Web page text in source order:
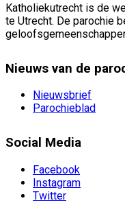
Katholiekutrecht is de
te Utrecht. De parochie
Nieuws van de
Nieuwsbrief
Parochieblad
Social Media
Facebook
Instagram
Twitter